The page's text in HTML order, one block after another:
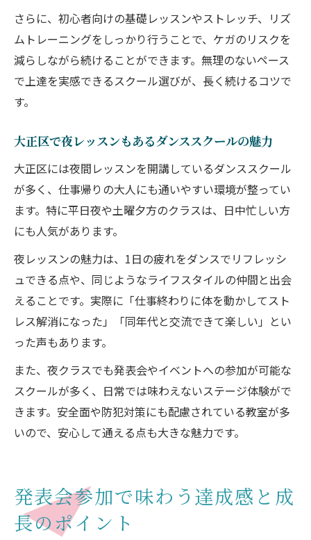
さらに、初心者向けの基礎レッスンやストレッチ、リズ
ムトレーニングをしっかり行うことで、ケガのリスクを
減らしながら続けることができます。無理のないペース
で上達を実感できるスクール選びが、長く続けるコツで
す。
大正区で夜レッスンもあるダンススクールの魅力
大正区には夜間レッスンを開講しているダンススクール
が多く、仕事帰りの大人にも通いやすい環境が整ってい
ます。特に平日夜や土曜夕方のクラスは、日中忙しい方
にも人気があります。
夜レッスンの魅力は、1日の疲れをダンスでリフレッシ
ュできる点や、同じようなライフスタイルの仲間と出会
えることです。実際に「仕事終わりに体を動かしてスト
レス解消になった」「同年代と交流できて楽しい」とい
った声もあります。
また、夜クラスでも発表会やイベントへの参加が可能な
スクールが多く、日常では味わえないステージ体験がで
きます。安全面や防犯対策にも配慮されている教室が多
いので、安心して通える点も大きな魅力です。
発表会参加で味わう達成感と成
長のポイント